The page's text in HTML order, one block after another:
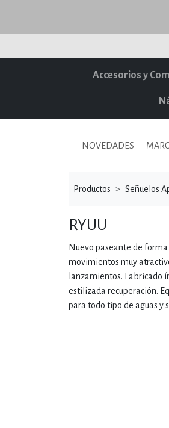
Accesorios y
NOVEDADES
Productos Señuelos
RYUU
Nuevo paseante de
movimientos muy
lanzamientos. Fabricado
estilizada recuperación.
para todo tipo de aguas y